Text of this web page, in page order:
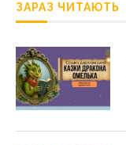
ЗАРАЗ ЧИТАЮТЬ